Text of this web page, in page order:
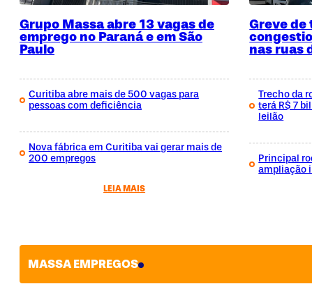
Grupo Massa abre 13 vagas de
emprego no Paraná e em São
Paulo
Curitiba abre mais de 500 vagas para
pessoas com deficiência
Nova fábrica em Curitiba vai gerar mais de
200 empregos
LEIA MAIS
Greve de
nas ruas
Trecho da
terá R$ 7
leilão
Principal
ampliação
MASSA EMPREGOS